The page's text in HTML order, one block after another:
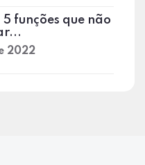
5 funções que não
2022